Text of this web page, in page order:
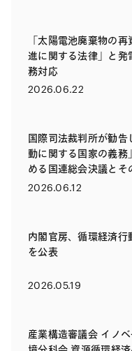
「太陽電池廃棄物の
進に関する法律」と発
務対応
2026.06.22
国際司法裁判所が勧告
動に関する国家の義務
める国連総会決議とそ
2026.06.12
内閣官房、循環経済行
を公表
2026.05.19
産業構造審議会 イノ